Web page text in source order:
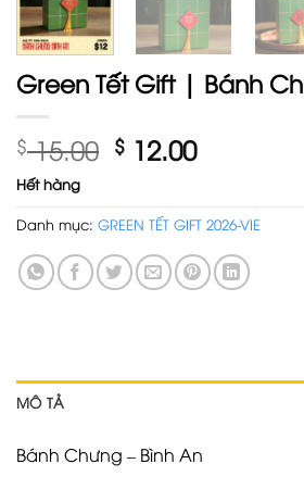
Green Tết Gift | Bánh
$15.00 Giá
là:
$ 15.00.
$ 12.00Giá
tại
là:
$ 12.00.
Hết hàng
Danh mục: GREEN TẾT GIFT 2026-VIE
MÔ TẢ
Bánh Chưng – Bình An